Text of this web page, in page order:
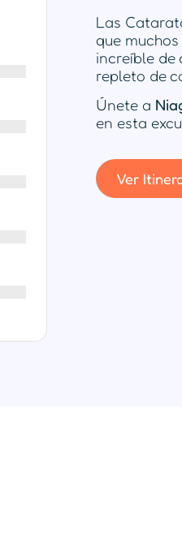
Las
que
increíble de
repleto de
Únete a
en esta
Ver